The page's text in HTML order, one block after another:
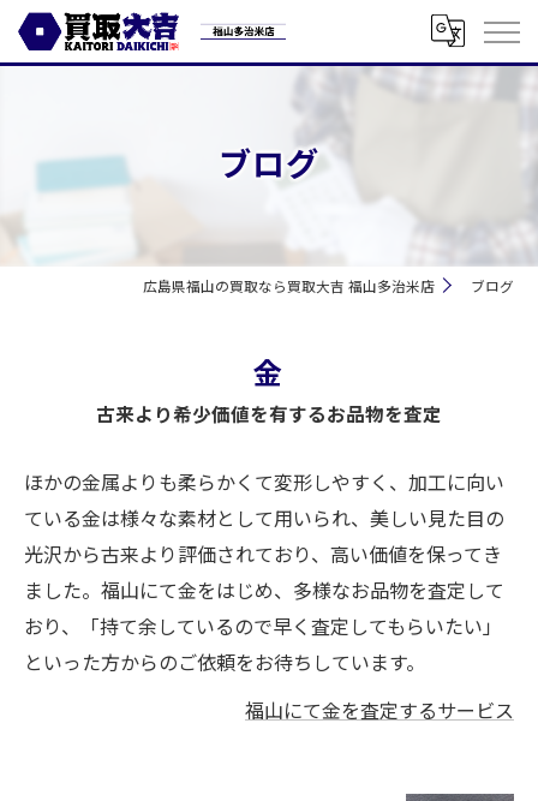
ブログ
広島県福山の買取なら買取大吉 福山多治米店 ブログ
金
古来より希少価値を有するお品物を査定
ほかの金属よりも柔らかくて変形しやすく、加工に向い
ている金は様々な素材として用いられ、美しい見た目の
光沢から古来より評価されており、高い価値を保ってき
ました。福山にて金をはじめ、多様なお品物を査定して
おり、「持て余しているので早く査定してもらいたい」
といった方からのご依頼をお待ちしています。
福山にて金を査定するサービス